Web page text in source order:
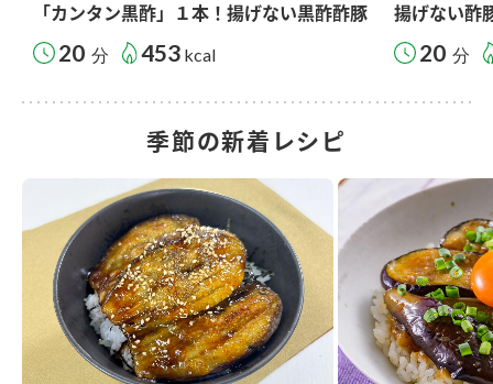
「カンタン黒酢」１本！揚げない黒酢酢豚
20 分 453 kcal
揚げない酢
20 分
季節の新着レシピ